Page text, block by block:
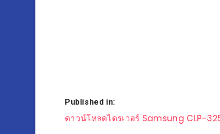
Published in:
แนะแนว
ดาวน์โหลดไดรเวอร์ Samsung CLP-